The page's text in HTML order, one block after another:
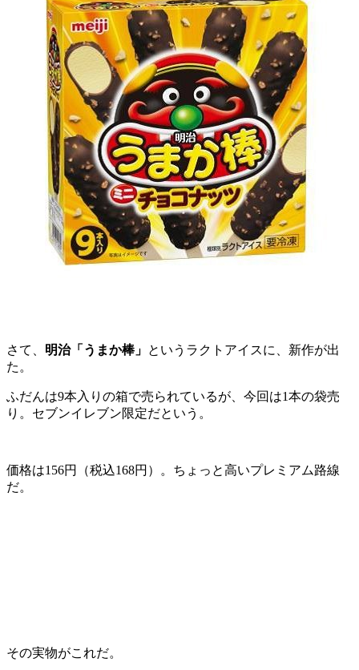
さて、 明治「うまか棒」 というラクトアイスに、新作が出
た。
ふだんは9本入りの箱で売られているが、今回は1本の袋売
り。セブンイレブン限定だという。
価格は156円（税込168円）。ちょっと高いプレミアム路線
だ。
その実物がこれだ。